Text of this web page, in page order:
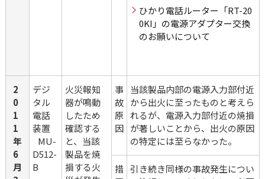
ひかり電話ルーター「RT-20
0KI」の電源アダプター交換
のお願いについて
2
0
1
1
年
6
月
デジ
タル
電話
装置
D512-
B
火災報知
器が鳴動
したため
確認する
と、当該
製品を焼
損する火
事
故
原
因
当該製品内部の電源入力部付近
から出火に至ったものと考えら
れるが、電源入力部付近の焼損
が著しいことから、出火の原因
の特定には至らなかった。
措 引き続き同様の事故発生につい